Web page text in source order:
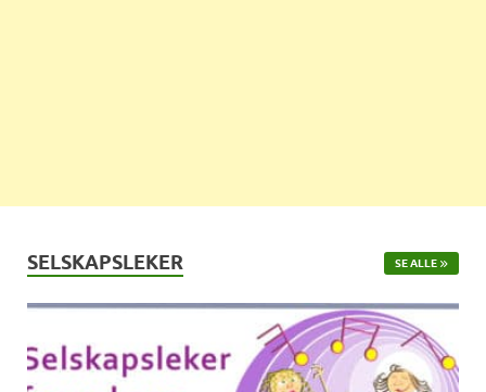
SELSKAPSLEKER SE ALLE